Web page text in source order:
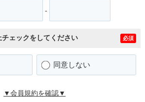
-
ェックをしてください 必須
同意しない
▼会員規約を確認▼